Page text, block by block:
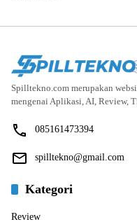
Spilltekno.com merupakan
mengenai Aplikasi, AI, Review,
085161473394
spilltekno@gmail.com
Kategori
Review